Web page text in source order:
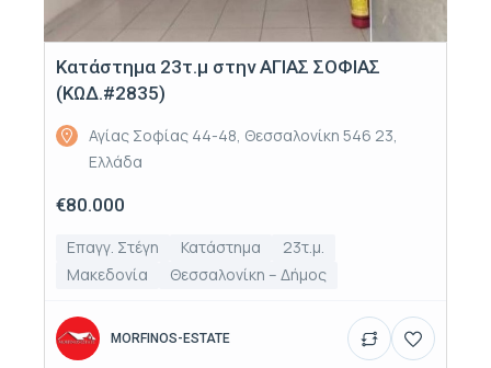
Κατάστημα 23τ.μ στην ΑΓΙΑΣ ΣΟΦΙΑΣ
(ΚΩΔ.#2835)
Αγίας Σοφίας 44-48, Θεσσαλονίκη 546 23,
Ελλάδα
€80.000
Επαγγ. Στέγη Κατάστημα
23τ.μ.
Μακεδονία
Θεσσαλονίκη – Δήμος
MORFINOS-ESTATE